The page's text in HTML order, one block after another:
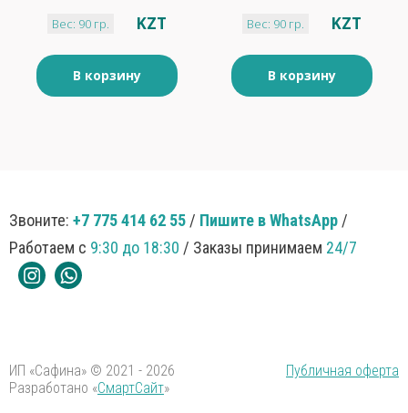
Вес: 90 гр. KZT
В корзину
Вес: 90 гр. KZT
В корзину
Звоните: +7 775 414 62 55 / Пишите в WhatsApp /
Работаем с 9:30 до 18:30 / Заказы принимаем 24/7
ИП «Сафина» © 2021 - 2026
Публичная оферта
Разработано «СмартСайт»